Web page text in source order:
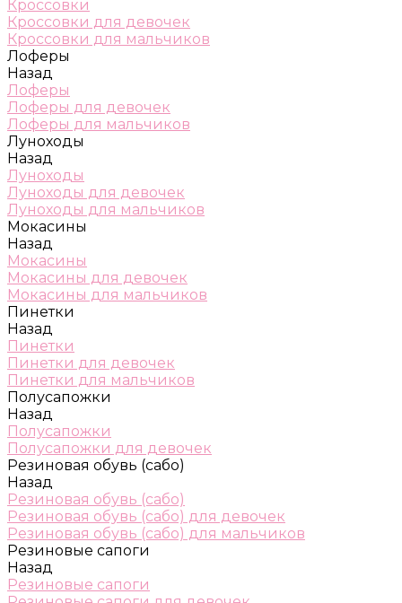
Кроссовки
Кроссовки для девочек
Кроссовки для мальчиков
Лоферы
Назад
Лоферы
Лоферы для девочек
Лоферы для мальчиков
Луноходы
Назад
Луноходы
Луноходы для девочек
Луноходы для мальчиков
Мокасины
Назад
Мокасины
Мокасины для девочек
Мокасины для мальчиков
Пинетки
Назад
Пинетки
Пинетки для девочек
Пинетки для мальчиков
Полусапожки
Назад
Полусапожки
Полусапожки для девочек
Резиновая обувь (сабо)
Назад
Резиновая обувь (сабо)
Резиновая обувь (сабо) для девочек
Резиновая обувь (сабо) для мальчиков
Резиновые сапоги
Назад
Резиновые сапоги